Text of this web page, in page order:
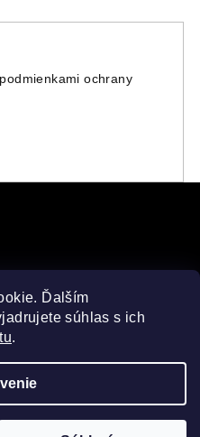
Ďalším
súhlas s ich
tu.
podmienkami ochrany
cookies